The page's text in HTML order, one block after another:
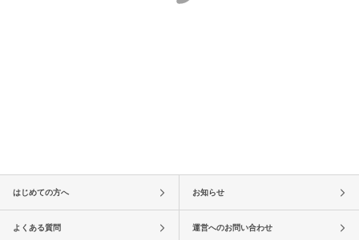
はじめての方へ お知らせ
よくある質問 運営へのお問い合わせ